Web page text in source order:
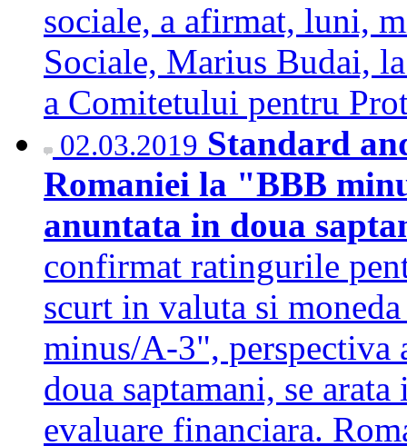
sociale, a afirmat, luni,
Sociale, Marius Budai,
a Comitetului pentru
02.03.2019 Standard
Romaniei la "BBB
anuntata in doua
confirmat ratingurile
scurt in valuta si
minus/A-3", perspectiva
doua saptamani, se
evaluare financiara.